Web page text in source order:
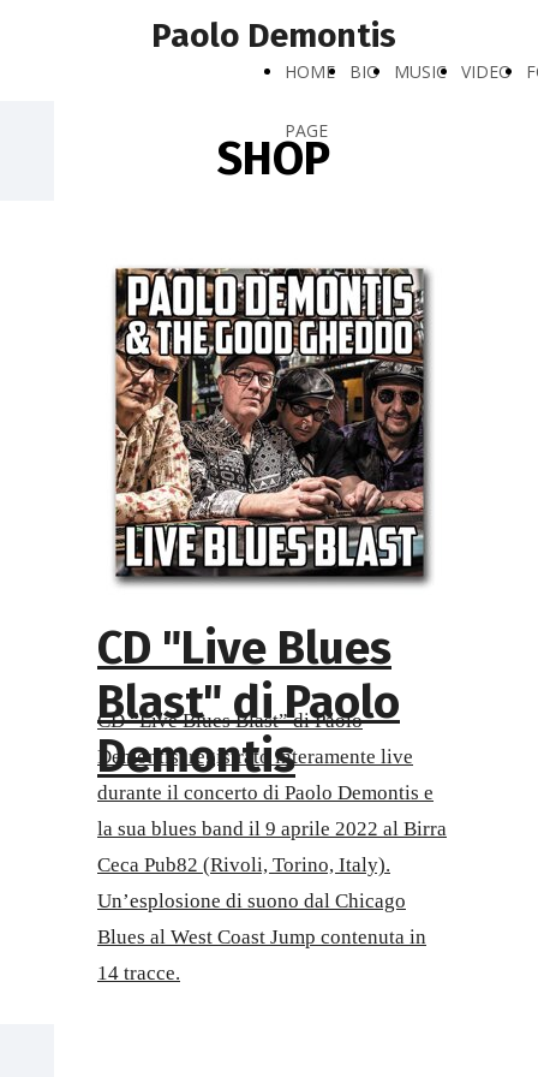
Paolo Demontis
HOME
PAGE
BIO MUSIC VIDEO
SHOP
CD "Live Blues
Blast" di Paolo
Demontis
CD “Live Blues Blast” di Paolo
Demontis, registrato interamente live
durante il concerto di Paolo Demontis e
la sua blues band il 9 aprile 2022 al Birra
Ceca Pub82 (Rivoli, Torino, Italy).
Un’esplosione di suono dal Chicago
Blues al West Coast Jump contenuta in
14 tracce.